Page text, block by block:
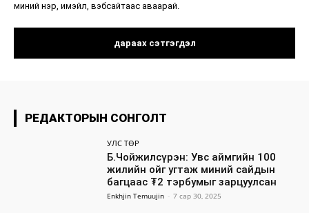
миний нэр, имэйл, вэбсайтаас аваарай.
РЕДАКТОРЫН СОНГОЛТ
УЛС ТӨР
Б.Чойжилсүрэн: Увс аймгийн 100
жилийн ойг угтаж миний сайдын
багцаас ₮2 тэрбумыг зарцуулсан
Enkhjin Temuujin - 7 сар 30, 2025